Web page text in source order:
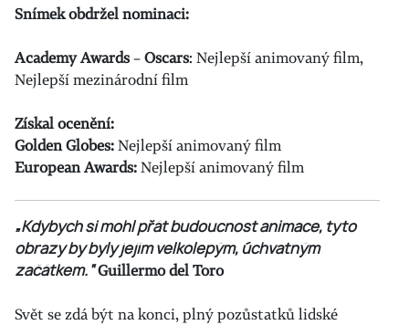
Snímek obdržel nominaci:
Academy Awards–Oscars: Nejlepší animovaný film,
Nejlepší mezinárodní film
Získal ocenění:
Golden Globes:Nejlepší animovaný film
European Awards:Nejlepší animovaný film
„Kdybych si mohl přát budoucnost animace, tyto
obrazy by byly jejím velkolepým, úchvatným
začátkem.“Guillermo del Toro
Svět se zdá být na konci, plný pozůstatků lidské